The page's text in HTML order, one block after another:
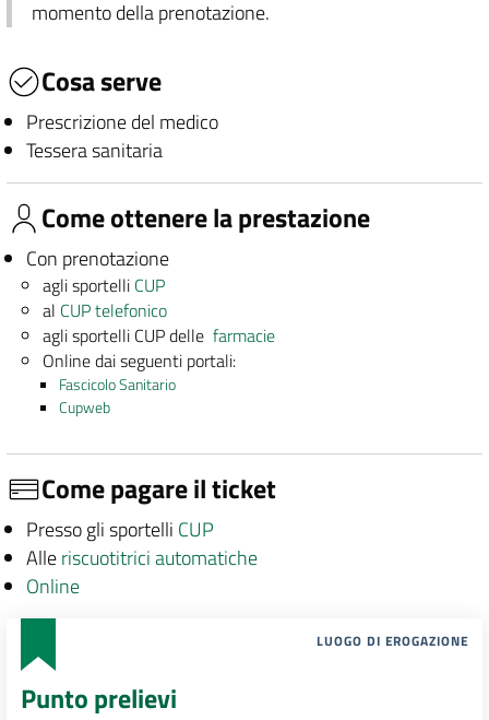
momento della prenotazione.
Cosa serve
Prescrizione del medico
Tessera sanitaria
Come ottenere la prestazione
Con prenotazione
agli sportelli CUP
al CUP telefonico
agli sportelli CUP dellefarmacie
Online dai seguenti portali:
Fascicolo Sanitario
Cupweb
Come pagare il ticket
Presso gli sportelli CUP
Alleriscuotitrici automatiche
Online
LUOGO DI EROGAZIONE
Punto prelievi